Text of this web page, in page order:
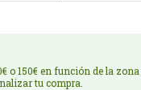
o 150€ en función de la
tu compra.